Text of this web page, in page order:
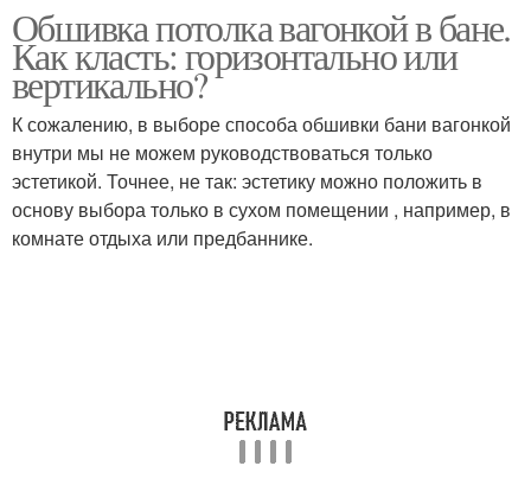
Обшивка потолка вагонкой в бане.
Как класть: горизонтально или
вертикально?
К сожалению, в выборе способа обшивки бани вагонкой
внутри мы не можем руководствоваться только
эстетикой. Точнее, не так: эстетику можно положить в
основу выбора только в сухом помещении , например, в
комнате отдыха или предбаннике.